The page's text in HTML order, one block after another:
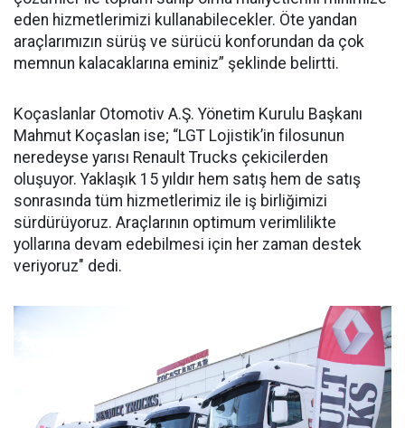
eden hizmetlerimizi kullanabilecekler. Öte yandan
araçlarımızın sürüş ve sürücü konforundan da çok
memnun kalacaklarına eminiz” şeklinde belirtti.
Koçaslanlar Otomotiv A.Ş. Yönetim Kurulu Başkanı
Mahmut Koçaslan ise; “LGT Lojistik’in filosunun
neredeyse yarısı Renault Trucks çekicilerden
oluşuyor. Yaklaşık 15 yıldır hem satış hem de satış
sonrasında tüm hizmetlerimiz ile iş birliğimizi
sürdürüyoruz. Araçlarının optimum verimlilikte
yollarına devam edebilmesi için her zaman destek
veriyoruz" dedi.